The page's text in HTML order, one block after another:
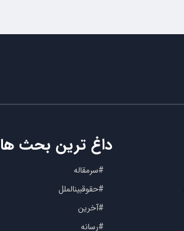
#سرمقاله
#حقوقبینالملل
#آخرین
#رسانه
داغ ترین بحث ها